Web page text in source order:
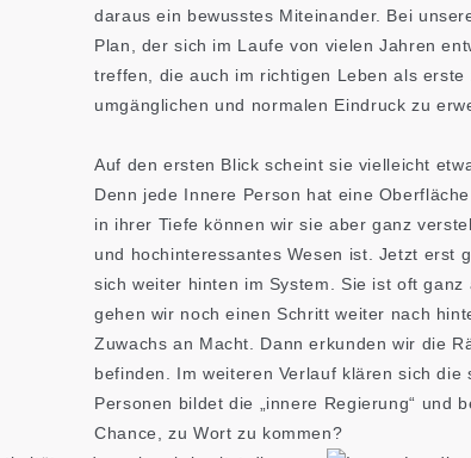
daraus ein bewusstes Miteinander. Bei
Plan, der sich im Laufe von vielen Jahren
treffen, die auch im richtigen Leben als
umgänglichen und normalen Eindruck zu
Auf den ersten Blick scheint sie vielleicht
Denn jede Innere Person hat eine
in ihrer Tiefe können wir sie aber ganz
und hochinteressantes Wesen ist. Jetzt erst
sich weiter hinten im System. Sie ist oft
gehen wir noch einen Schritt weiter nach
Zuwachs an Macht. Dann erkunden wir die
befinden. Im weiteren Verlauf klären sich
Personen bildet die „innere Regierung“ und
Chance, zu Wort zu kommen?